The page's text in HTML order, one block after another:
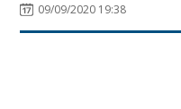
09/09/2020 19:38